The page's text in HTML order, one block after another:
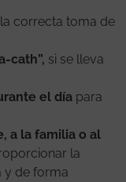
correcta toma de
cath”, si se lleva
el día para
a la familia o al
la
y de forma